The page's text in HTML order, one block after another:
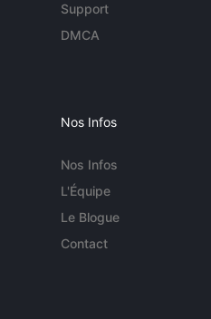
Support
DMCA
Nos Infos
Nos Infos
L'Équipe
Le Blogue
Contact